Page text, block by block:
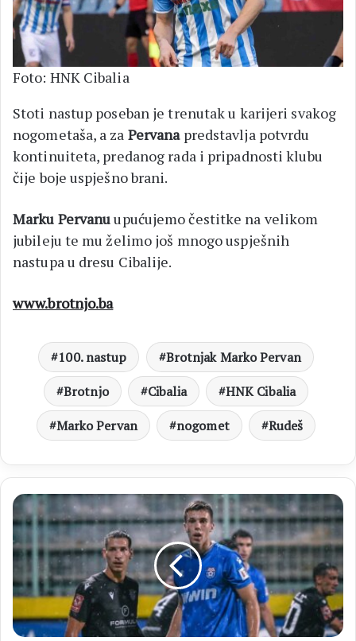
Foto: HNK Cibalia
Stoti nastup poseban je trenutak u karijeri svakog
nogometaša, a za Pervanapredstavlja potvrdu
kontinuiteta, predanog rada i pripadnosti klubu
čije boje uspješno brani.
Marku Pervanuupućujemo čestitke na velikom
jubileju te mu želimo još mnogo uspješnih
nastupa u dresu Cibalije.
www.brotnjo.ba
100. nastup
Brotnjak Marko Pervan
Brotnjo
Cibalia
HNK Cibalia
Marko Pervan
nogomet Rudeš
Brotnjak
Antoni
Bajkuša
pokrenuo
povratak
Širokog
Brijega
u
remiju